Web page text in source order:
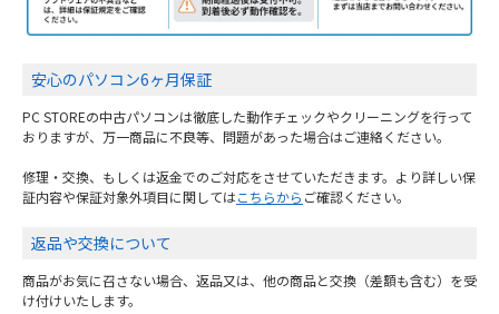
安心のパソコン6ヶ月保証
PC STOREの中古パソコンは徹底した動作チェックやクリーニングを行って
おりますが、万一商品に不良等、問題があった場合はご連絡ください。
修理・交換、もしくは返金でのご対応をさせていただきます。より詳しい保
証内容や保証対象外項目に関してはこちらから ご確認ください。
返品や交換について
商品がお気に召さない場合、返品又は、他の商品と交換（差額も含む）を受
け付けいたします。